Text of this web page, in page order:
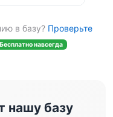
в базу? Проверьте
Бесплатно навсегда
нашу базу